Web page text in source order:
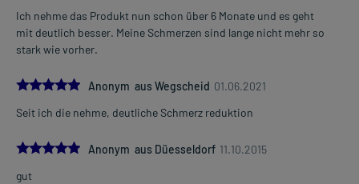
Ich nehme das Produkt nun schon über 6 Monate und es geht
mit deutlich besser. Meine Schmerzen sind lange nicht mehr so
stark wie vorher.
5.0Anonym aus Wegscheid 01.06.2021
Seit ich die nehme, deutliche Schmerz reduktion
5.0Anonym aus Düesseldorf 11.10.2015
gut